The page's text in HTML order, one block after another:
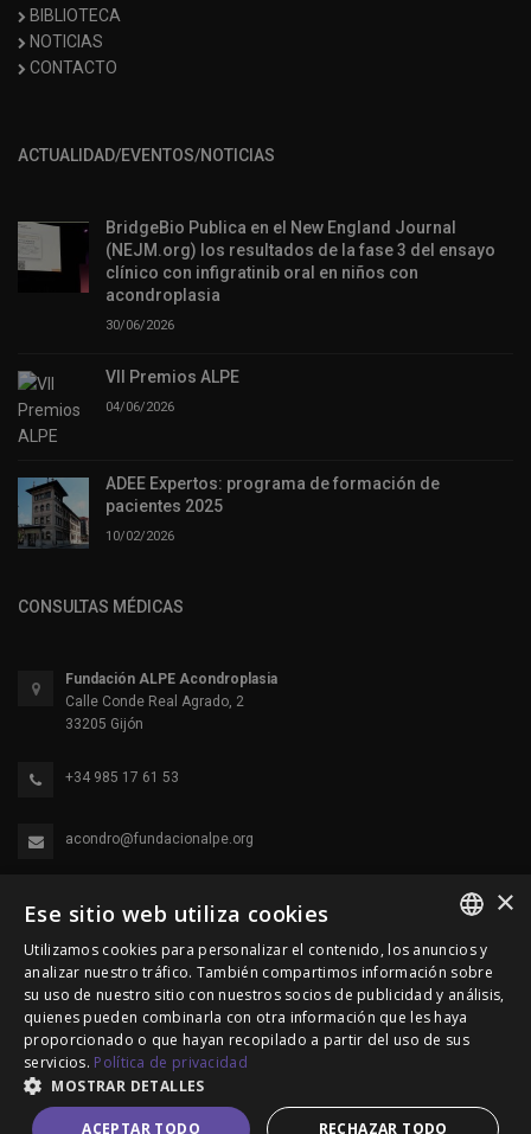
BIBLIOTECA
NOTICIAS
CONTACTO
ACTUALIDAD/EVENTOS/NOTICIAS
BridgeBio Publica en el New England Journal
(NEJM.org) los resultados de la fase 3 del ensayo
clínico con infigratinib oral en niños con
acondroplasia
30/06/2026
VII Premios ALPE
04/06/2026
ADEE Expertos: programa de formación de
pacientes 2025
10/02/2026
CONSULTAS MÉDICAS
Fundación ALPE Acondroplasia
Calle Conde Real Agrado, 2
33205 Gijón
+34 985 17 61 53
acondro@fundacionalpe.org
© 2000-2026 Fundación Alpe Acondroplasia. Reservados
todos los derechos.
Política de Privacidad |
SPANISH
ENGLISH
PORTUGUESE
×
Ese sitio web utiliza cookies
Utilizamos cookies para personalizar el contenido, los anuncios y
analizar nuestro tráfico. También compartimos información sobre
su uso de nuestro sitio con nuestros socios de publicidad y análisis,
quienes pueden combinarla con otra información que les haya
proporcionado o que hayan recopilado a partir del uso de sus
servicios. Política de privacidad
MOSTRAR DETALLES
ACEPTAR TODO RECHAZAR TODO